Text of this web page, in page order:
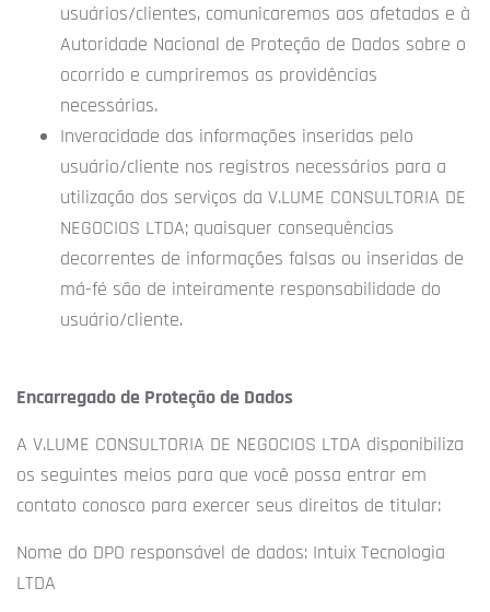
usuários/clientes, comunicaremos aos afetados e à
Autoridade Nacional de Proteção de Dados sobre o
ocorrido e cumpriremos as providências
necessárias.
Inveracidade das informações inseridas pelo
usuário/cliente nos registros necessários para a
utilização dos serviços da V.LUME CONSULTORIA DE
NEGOCIOS LTDA; quaisquer consequências
decorrentes de informações falsas ou inseridas de
má-fé são de inteiramente responsabilidade do
usuário/cliente.
Encarregado de Proteção de Dados
A V.LUME CONSULTORIA DE NEGOCIOS LTDA disponibiliza
os seguintes meios para que você possa entrar em
contato conosco para exercer seus direitos de titular:
Nome do DPO responsável de dados: Intuix Tecnologia
LTDA